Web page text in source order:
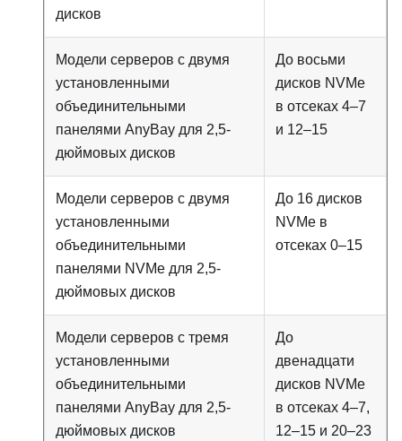
дисков
Модели серверов с двумя
установленными
объединительными
панелями AnyBay для 2,5-
дюймовых дисков
До восьми
дисков NVMe
в отсеках 4–7
и 12–15
Модели серверов с двумя
установленными
объединительными
панелями NVMe для 2,5-
дюймовых дисков
До 16 дисков
NVMe в
отсеках 0–15
Модели серверов с тремя
установленными
объединительными
панелями AnyBay для 2,5-
дюймовых дисков
До
двенадцати
дисков NVMe
в отсеках 4–7,
12–15 и 20–23